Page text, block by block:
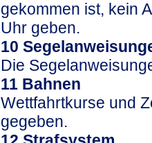
gekommen ist, kein
Uhr geben.
10
Die
11 Bahnen
Wettfahrtkurse und
gegeben.